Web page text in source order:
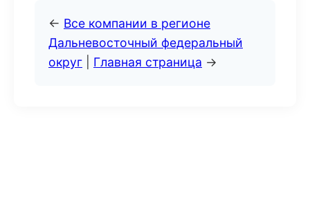
← Все компании в регионе
Дальневосточный федеральный
округ
Главная страница →